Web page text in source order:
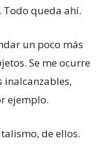
queda ahí.
un poco más
Se me ocurre
inalcanzables,
ejemplo.
de ellos.